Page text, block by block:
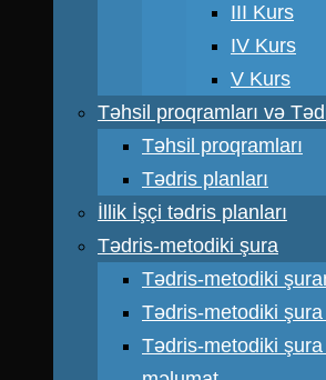
III Kurs
IV Kurs
V Kurs
Təhsil proqramları və
Təhsil proqramları
Tədris planları
İllik İşçi tədris planları
Tədris-metodiki şura
Tədris-metodiki
Tədris-metodiki
Tədris-metodiki